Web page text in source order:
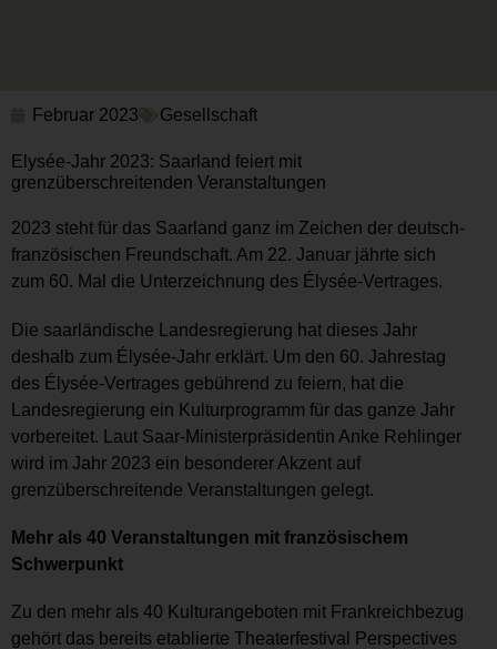
Februar 2023 Gesellschaft
Elysée-Jahr 2023: Saarland feiert mit
grenzüberschreitenden Veranstaltungen
2023 steht für das Saarland ganz im Zeichen der deutsch-
französischen Freundschaft. Am 22. Januar jährte sich
zum 60. Mal die Unterzeichnung des Élysée-Vertrages.
Die saarländische Landesregierung hat dieses Jahr
deshalb zum Élysée-Jahr erklärt. Um den 60. Jahrestag
des Élysée-Vertrages gebührend zu feiern, hat die
Landesregierung ein Kulturprogramm für das ganze Jahr
vorbereitet. Laut Saar-Ministerpräsidentin Anke Rehlinger
wird im Jahr 2023 ein besonderer Akzent auf
grenzüberschreitende Veranstaltungen gelegt.
Mehr als 40 Veranstaltungen mit französischem
Schwerpunkt
Zu den mehr als 40 Kulturangeboten mit Frankreichbezug
gehört das bereits etablierte Theaterfestival Perspectives